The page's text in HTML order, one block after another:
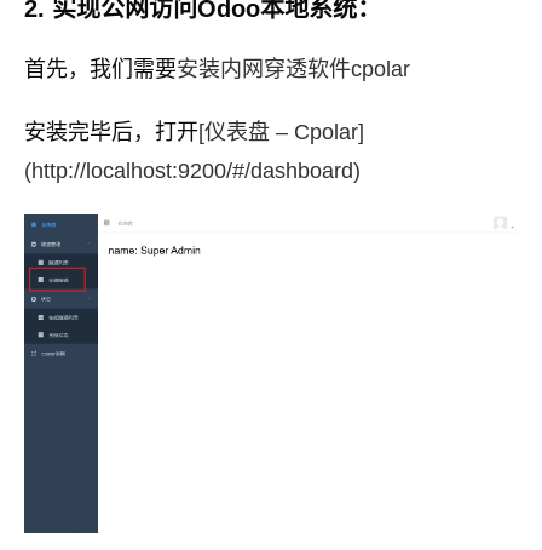
2. 实现公网访问Odoo本地系统：
首先，我们需要安装内网穿透软件cpolar
安装完毕后，打开[仪表盘 – Cpolar]
(http://localhost:9200/#/dashboard)